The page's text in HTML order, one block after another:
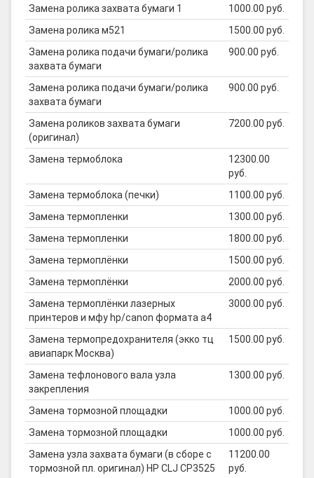
Замена ролика захвата бумаги 1
1000.00 руб.
Замена ролика м521
1500.00 руб.
Замена ролика подачи бумаги/ролика
захвата бумаги
900.00 руб.
Замена ролика подачи бумаги/ролика
захвата бумаги
900.00 руб.
Замена роликов захвата бумаги
(оригинал)
7200.00 руб.
Замена термоблока
12300.00
руб.
Замена термоблока (печки)
1100.00 руб.
Замена термопленки
1300.00 руб.
Замена термопленки
1800.00 руб.
Замена термоплёнки
1500.00 руб.
Замена термоплёнки
2000.00 руб.
Замена термоплёнки лазерных
принтеров и мфу hp/canon формата а4
3000.00 руб.
Замена термопредохранителя (экко тц
авиапарк Москва)
1500.00 руб.
Замена тефлонового вала узла
закрепления
1300.00 руб.
Замена тормозной площадки
1000.00 руб.
Замена тормозной площадки
1000.00 руб.
Замена узла захвата бумаги (в сборе с
тормозной пл. оригинал) HP CLJ CP3525
11200.00
руб.